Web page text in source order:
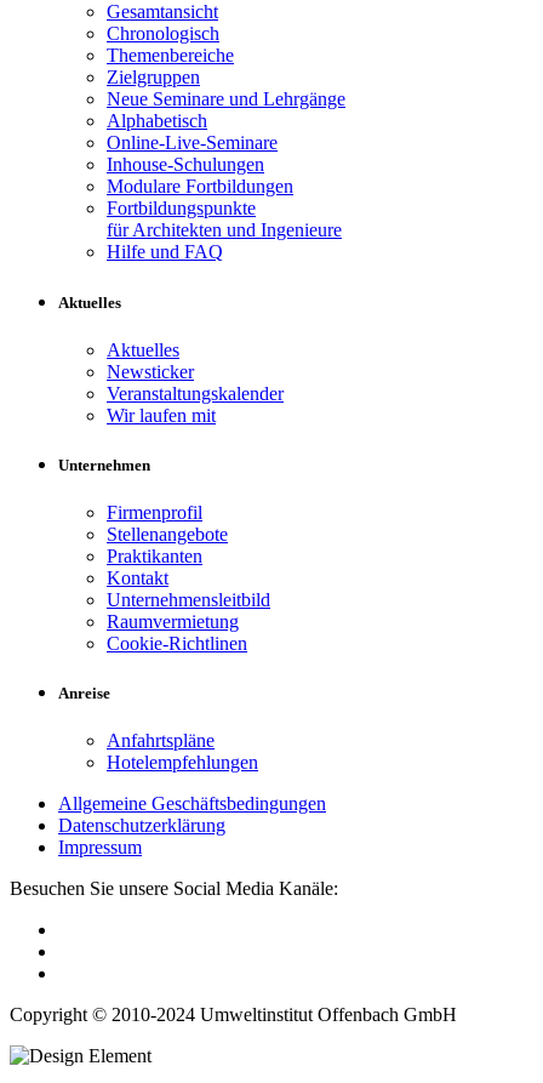
Gesamtansicht
Chronologisch
Themenbereiche
Zielgruppen
Neue Seminare und Lehrgänge
Alphabetisch
Online-Live-Seminare
Inhouse-Schulungen
Modulare Fortbildungen
Fortbildungspunkte
für Architekten und Ingenieure
Hilfe und FAQ
Aktuelles
Aktuelles
Newsticker
Veranstaltungskalender
Wir laufen mit
Unternehmen
Firmenprofil
Stellenangebote
Praktikanten
Kontakt
Unternehmensleitbild
Raumvermietung
Cookie-Richtlinen
Anreise
Anfahrtspläne
Hotelempfehlungen
Allgemeine Geschäftsbedingungen
Datenschutzerklärung
Impressum
Besuchen Sie unsere Social Media Kanäle:
Copyright © 2010-2024 Umweltinstitut Offenbach GmbH